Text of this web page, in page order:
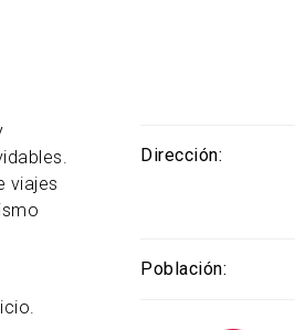
viajes
Dirección
Población